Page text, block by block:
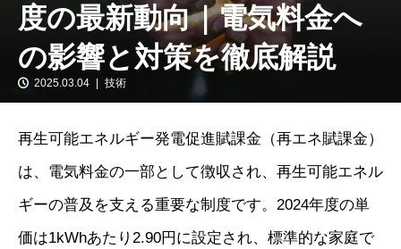
度の最新動向｜電気料金へ
の影響と対策を徹底解説
2025.03.04 技術
再生可能エネルギー発電促進賦課金（再エネ賦課金）
は、電気料金の一部として徴収され、再生可能エネル
ギーの普及を支える重要な制度です。2024年度の単
価は1kWhあたり2.90円に設定され、標準的な家庭で